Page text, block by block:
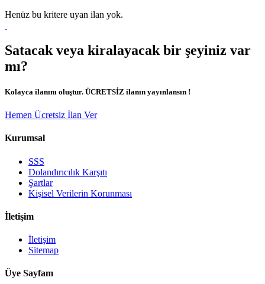
Henüz bu kritere uyan ilan yok.
Satacak veya kiralayacak bir şeyiniz var
mı?
Kolayca ilanını oluştur. ÜCRETSİZ ilanın yayınlansın !
Hemen Ücretsiz İlan Ver
Kurumsal
SSS
Dolandırıcılık Karşıtı
Şartlar
Kişisel Verilerin Korunması
İletişim
İletişim
Sitemap
Üye Sayfam